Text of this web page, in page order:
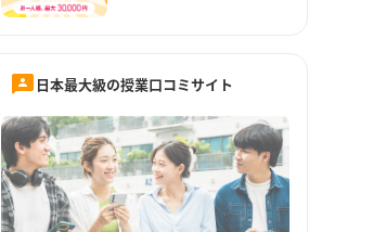
日本最大級の授業口コミサイト